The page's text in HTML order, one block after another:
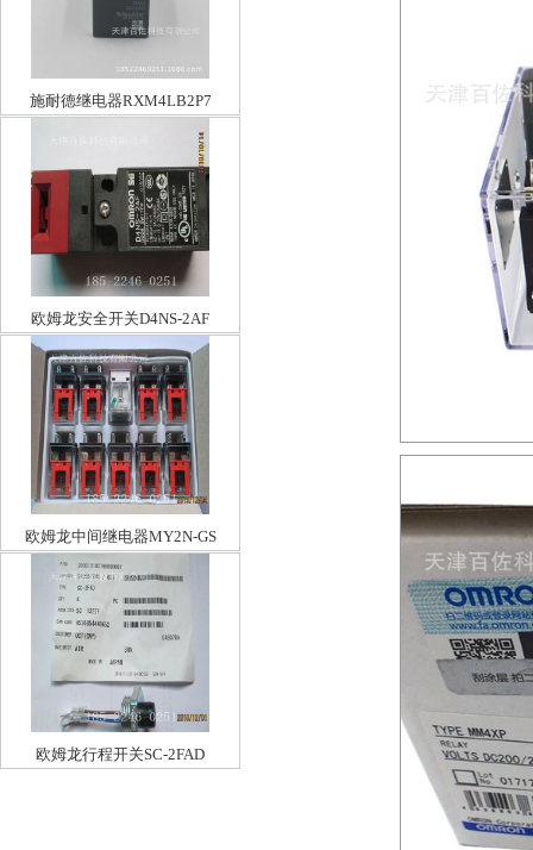
施耐德继电器RXM4LB2P7
欧姆龙安全开关D4NS-2AF
欧姆龙中间继电器MY2N-GS
欧姆龙行程开关SC-2FAD